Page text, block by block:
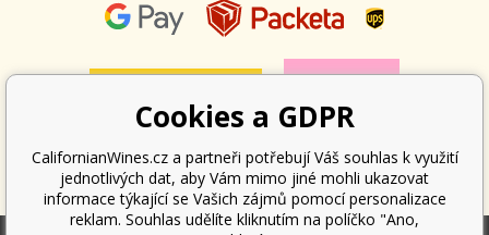
Cookies a GDPR
CalifornianWines.cz a partneři potřebují Váš souhlas k využití
jednotlivých dat, aby Vám mimo jiné mohli ukazovat
informace týkající se Vašich zájmů pomocí personalizace
reklam. Souhlas udělíte kliknutím na políčko "Ano,